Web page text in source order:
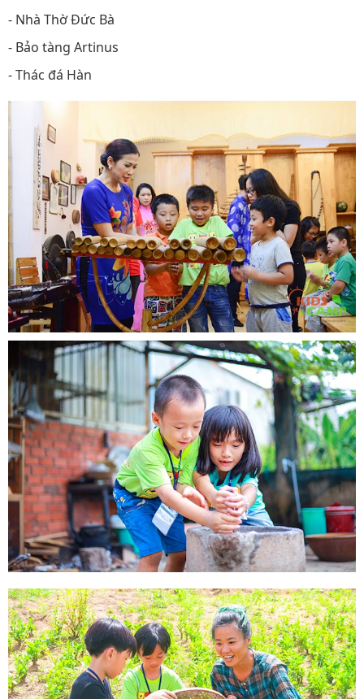
- Nhà Thờ Đức Bà
- Bảo tàng Artinus
- Thác đá Hàn